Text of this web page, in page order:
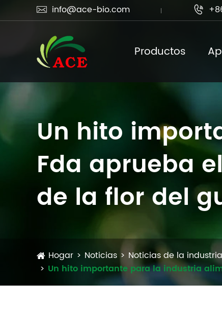
 info@ace-bio.com 
Productos
Un hito
Fda aprueba
de la flor del
Hogar Noticias
Noticias de la industria
Un hito importante para la industria